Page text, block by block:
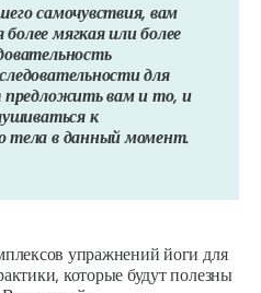
самочувствия, вам
мягкая или более
для
предложить вам и то, и
к
тела в данный момент.
упражнений йоги для
которые будут полезны